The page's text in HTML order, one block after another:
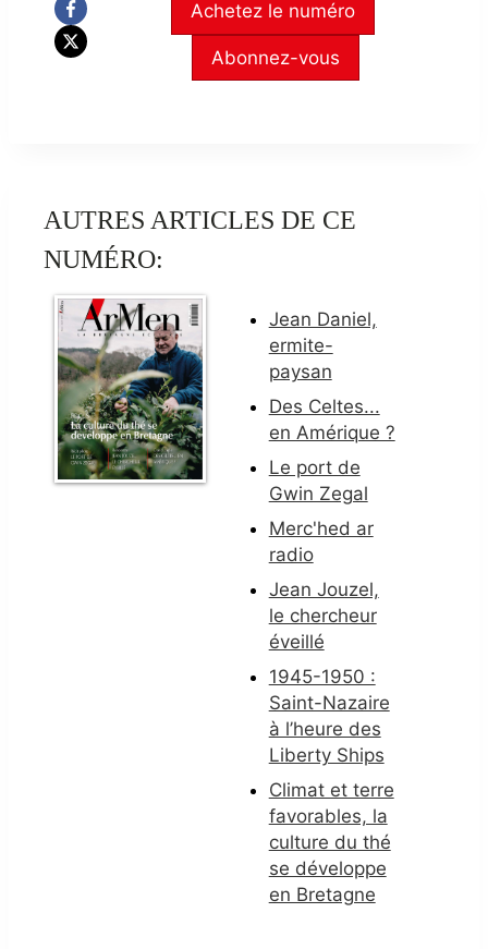
Achetez le numéro
Abonnez-vous
AUTRES ARTICLES DE CE
NUMÉRO:
Jean Daniel,
ermite-
paysan
Des Celtes...
en Amérique ?
Le port de
Gwin Zegal
Merc'hed ar
radio
Jean Jouzel,
le chercheur
éveillé
1945-1950 :
Saint-Nazaire
à l’heure des
Liberty Ships
Climat et terre
favorables, la
culture du thé
se développe
en Bretagne